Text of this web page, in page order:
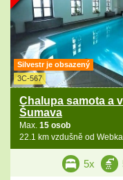
Silvestr je obsazený
3C-567
Chalupa samota a
Šumava
Max. 15 osob
22.1 km vzdušně od
5x